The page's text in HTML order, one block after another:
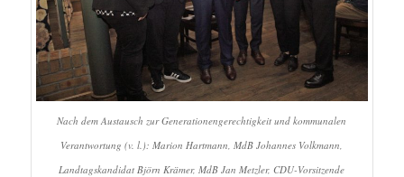
Nach dem Austausch zur Generationengerechtigkeit und kommunalen
Verantwortung (v. l.): Marion Hartmann, MdB Johannes Volkmann,
Landtagskandidat Björn Krämer, MdB Jan Metzler, CDU-Vorsitzende